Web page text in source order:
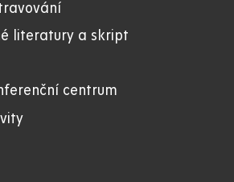
literatury a skript
centrum